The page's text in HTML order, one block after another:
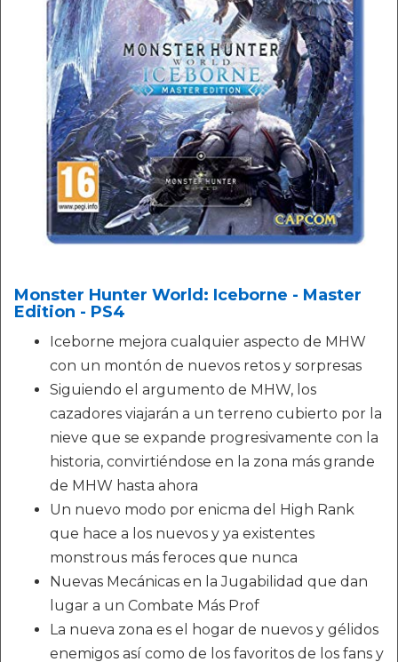
Monster Hunter World: Iceborne - Master
Edition - PS4
Iceborne mejora cualquier aspecto de MHW
con un montón de nuevos retos y sorpresas
Siguiendo el argumento de MHW, los
cazadores viajarán a un terreno cubierto por la
nieve que se expande progresivamente con la
historia, convirtiéndose en la zona más grande
de MHW hasta ahora
Un nuevo modo por enicma del High Rank
que hace a los nuevos y ya existentes
monstrous más feroces que nunca
Nuevas Mecánicas en la Jugabilidad que dan
lugar a un Combate Más Prof
La nueva zona es el hogar de nuevos y gélidos
enemigos así como de los favoritos de los fans y